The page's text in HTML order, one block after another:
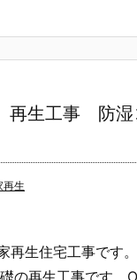
生工事 防湿
再生
生住宅工事です